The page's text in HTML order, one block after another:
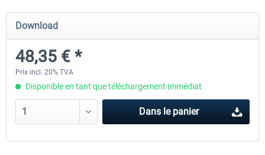
Mega Airport Frankfurt V2.0
30,20 € *
Mega Airport Berlin
Download
48,35 € *
Prix incl. 20% TVA
Disponible en tant que téléchargement immédiat
Dans le panier